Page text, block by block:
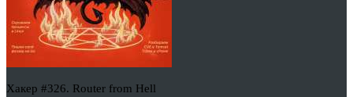
Хакер #326. Router from Hell